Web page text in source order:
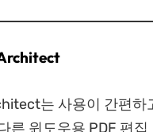
는 사용이 간편하
른 윈도우용 PDF 편